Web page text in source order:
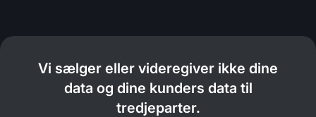
Vi sælger eller videregiver ikke dine
data og dine kunders data til
tredjeparter.